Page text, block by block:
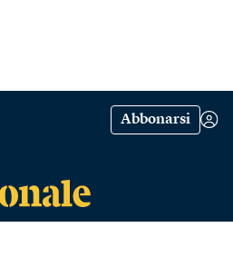
Abbonarsi